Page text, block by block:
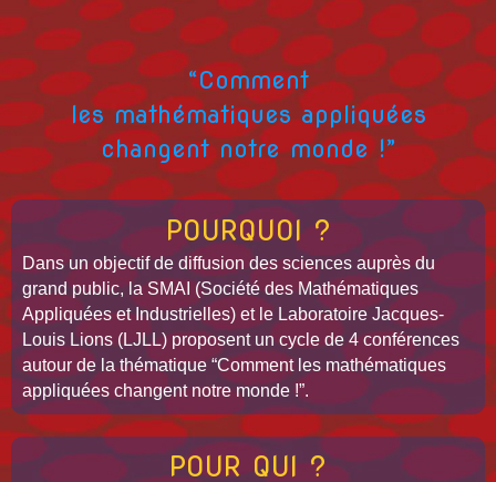
“Comment
lesmathématiquesappliquées
changentnotre monde !”
POURQUOI ?
Dans un objectif de diffusion des sciences auprès du
grand public, la SMAI (Société des Mathématiques
Appliquées et Industrielles) et le Laboratoire Jacques-
Louis Lions (LJLL) proposent un cycle de 4 conférences
autour de la thématique “Comment les mathématiques
appliquées changent notre monde !”.
POUR QUI ?